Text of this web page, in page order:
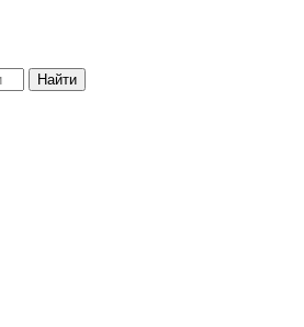
Найти